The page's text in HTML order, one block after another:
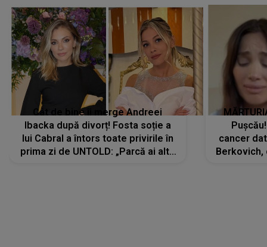
Cât de bine îi merge Andreei
Ibacka după divorț! Fosta soție a
lui Cabral a întors toate privirile în
prima zi de UNTOLD: „Parcă ai altă
cancer
Berkovich,